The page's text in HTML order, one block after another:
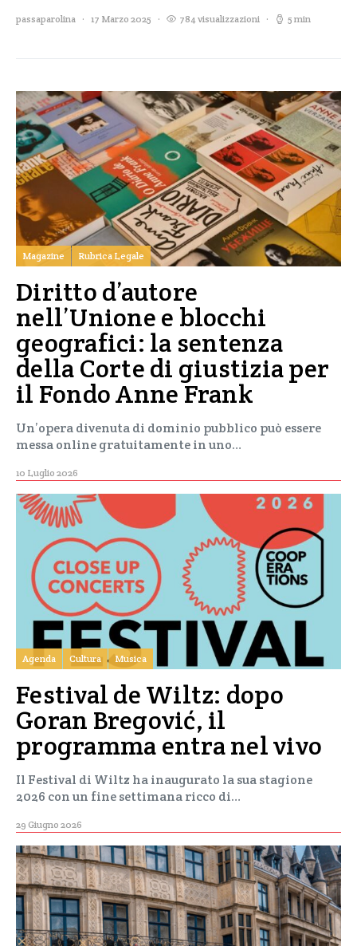
passaparolina 17 Marzo 2025 784 visualizzazioni 5 min
Magazine Rubrica Legale
Diritto d’autore
nell’Unione e blocchi
geografici: la sentenza
della Corte di giustizia per
il Fondo Anne Frank
Un’opera divenuta di dominio pubblico può essere
messa online gratuitamente in uno…
10 Luglio 2026
Agenda Cultura Musica
Festival de Wiltz: dopo
Goran Bregović, il
programma entra nel vivo
Il Festival di Wiltz ha inaugurato la sua stagione
2026 con un fine settimana ricco di…
29 Giugno 2026